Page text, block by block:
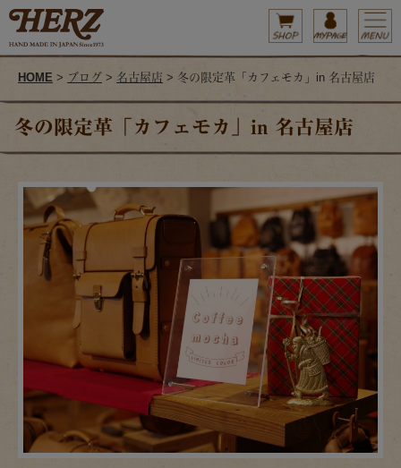
HOME > ブログ > 名古屋店 > 冬の限定革「カフェモカ」in 名古屋店
冬の限定革「カフェモカ」in 名古屋店